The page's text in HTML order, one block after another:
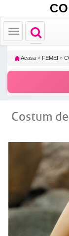
Toggle
navigation
Toggle
navigation
Acasa » FEMEI »
Costum